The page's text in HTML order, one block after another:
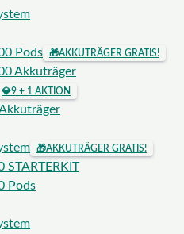
Pods
🎁AKKUTRÄGER GRATIS!
Akkuträger
💎9 + 1 AKTION
🎁AKKUTRÄGER GRATIS!
Pods